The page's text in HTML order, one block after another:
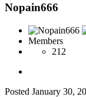
Nopain666
Members
212
Posted January 30,